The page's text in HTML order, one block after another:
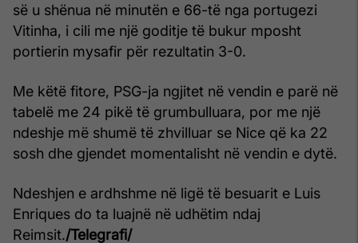
së u shënua në minutën e 66-të nga portugezi
Vitinha, i cili me një goditje të bukur mposht
portierin mysafir për rezultatin 3-0.
Me këtë fitore, PSG-ja ngjitet në vendin e parë në
tabelë me 24 pikë të grumbulluara, por me një
ndeshje më shumë të zhvilluar se Nice që ka 22
sosh dhe gjendet momentalisht në vendin e dytë.
Ndeshjen e ardhshme në ligë të besuarit e Luis
Enriques do ta luajnë në udhëtim ndaj
Reimsit./Telegrafi/